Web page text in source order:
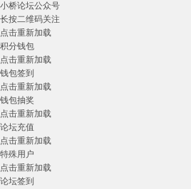
小桥论坛公众号
长按二维码关注
点击重新加载
积分钱包
点击重新加载
钱包签到
点击重新加载
钱包抽奖
点击重新加载
论坛充值
点击重新加载
特殊用户
点击重新加载
论坛签到